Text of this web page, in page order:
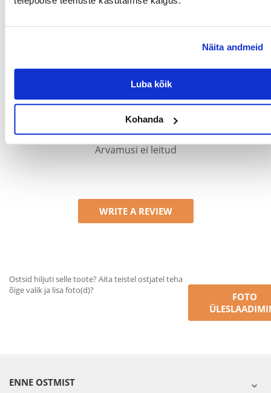
Näita andmeid
Luba kõik
Kohanda
Ainult registreeritud FERA.EE kliendid, kes on toote ostnud,
saavad seda hinnata. Tärnireiting on kõigi hinnangute
Reviews
Arvamusi ei leitud
WRITE A REVIEW
Ostsid hiljuti selle toote? Aita teistel ostjatel teha
õige valik ja lisa foto(d)?
FOTO
ENNE OSTMIST